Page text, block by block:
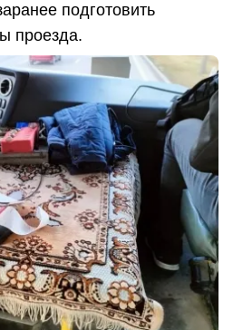
подготовить
проезда.